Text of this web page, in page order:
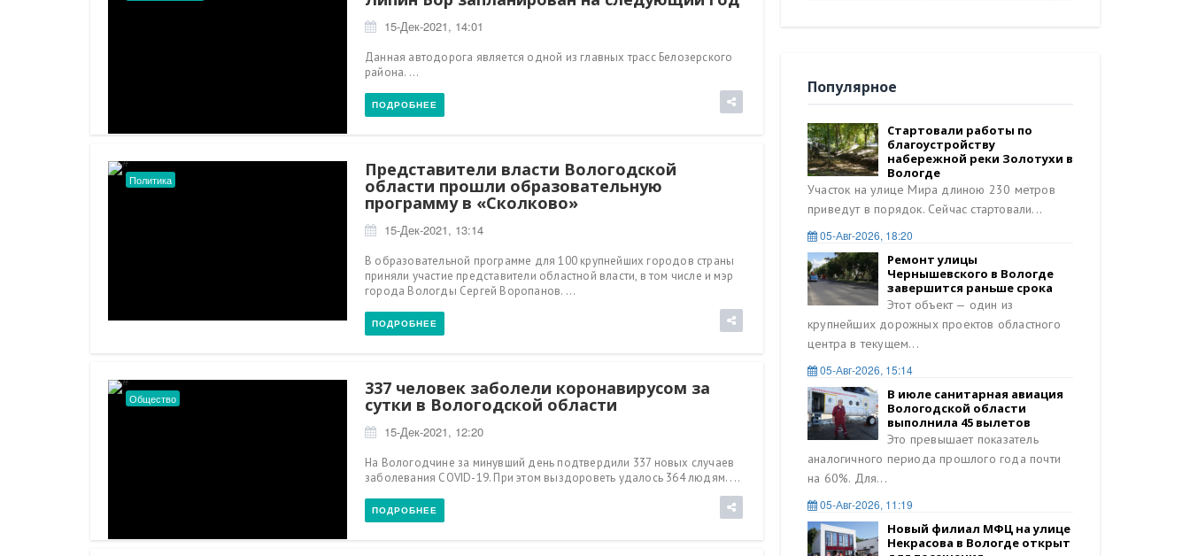
15-Дек-2021, 14:01
Данная автодорога является одной из главных трасс Белозерского
района. ...
ПОДРОБНЕЕ
Политика Представители власти Вологодской
области прошли образовательную
программу в «Сколково»
15-Дек-2021, 13:14
В образовательной программе для 100 крупнейших городов страны
приняли участие представители областной власти, в том числе и мэр
города Вологды Сергей Воропанов. ...
ПОДРОБНЕЕ
Общество 337 человек заболели коронавирусом за
сутки в Вологодской области
15-Дек-2021, 12:20
На Вологодчине за минувший день подтвердили 337 новых случаев
заболевания COVID-19. При этом выздороветь удалось 364 людям. ...
ПОДРОБНЕЕ
Популярное
Стартовали работы по
благоустройству
набережной реки Золотухи в
Вологде
Участок на улице Мира длиною 230 метров
приведут в порядок. Сейчас стартовали...
05-Авг-2026, 18:20
Ремонт улицы
Чернышевского в Вологде
завершится раньше срока
Этот объект — один из
крупнейших дорожных проектов областного
центра в текущем...
05-Авг-2026, 15:14
В июле санитарная авиация
Вологодской области
выполнила 45 вылетов
Это превышает показатель
аналогичного периода прошлого года почти
на 60%. Для...
05-Авг-2026, 11:19
Новый филиал МФЦ на улице
Некрасова в Вологде открыт